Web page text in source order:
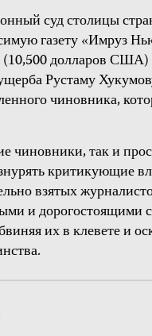
суд столицы
газету «Имруз
долларов США)
Рустаму
чиновника,
чиновники, так и
критикующие
взятых
и дорогостоящими
их в клевете и